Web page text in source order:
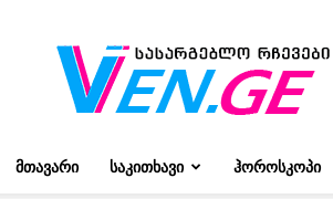
ვივიენისგან
ᲛᲗᲐᲕᲐᲠᲘ ᲡᲐᲙᲘᲗᲮᲐᲕᲘ ᲰᲝᲠᲝᲡᲙᲝᲞᲘ